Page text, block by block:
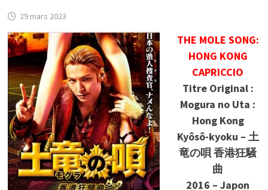
29 mars 2023
THE MOLE SONG:
HONG KONG
CAPRICCIO
Titre Original :
Mogura no Uta :
Hong Kong
Kyôsô-kyoku – 土
竜の唄 香港狂騒
曲
2016 – Japon